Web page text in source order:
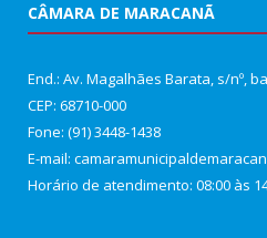
CÂMARA DE MARACANÃ
End.: Av. Magalhães Barata, s/nº,
CEP: 68710-000
Fone: (91) 3448-1438
E-mail:
Horário de atendimento: 08:00 às